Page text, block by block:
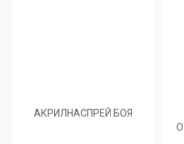
АКРИЛНАСПРЕЙ БОЯ